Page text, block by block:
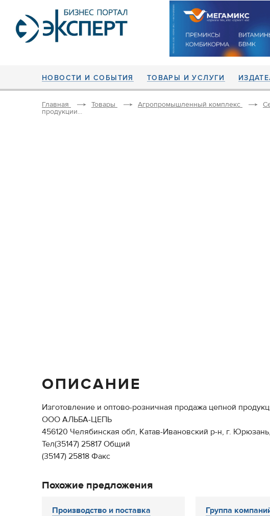
НОВОСТИ И СОБЫТИЯ ТОВАРЫ И УСЛУГИ
Главная Товары Агропромышленный комплекс
продукции...
ОПИСАНИЕ
Изготовление и оптово-розничная продажа цепной
ООО АЛЬБА-ЦЕПЬ
456120 Челябинская обл, Катав-Ивановский р-н, г.
Тел(35147) 25817 Общий
(35147) 25818 Факс
Похожие предложения
Производство и поставка
Группа